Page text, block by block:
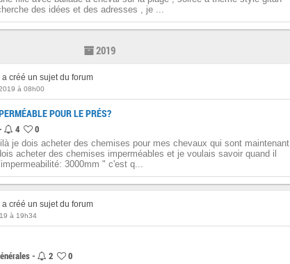
des idées et des adresses , je ...
2019
a créé un sujet du forum
à 08h00
POUR LE PRÉS?
4 0
je dois acheter des chemises pour mes chevaux qui sont maintenant
acheter des chemises imperméables et je voulais savoir quand il
3000mm " c'est q...
a créé un sujet du forum
à 19h34
- 2 0